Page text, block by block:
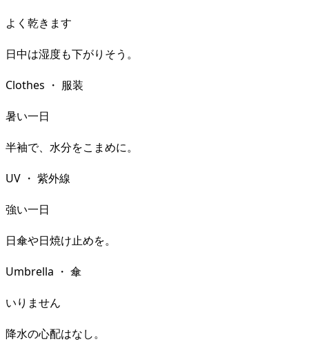
よく乾きます
日中は湿度も下がりそう。
Clothes ・ 服装
暑い一日
半袖で、水分をこまめに。
UV ・ 紫外線
強い一日
日傘や日焼け止めを。
Umbrella ・ 傘
いりません
降水の心配はなし。